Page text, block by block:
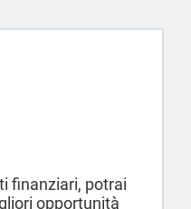
finanziari, potrai
opportunità